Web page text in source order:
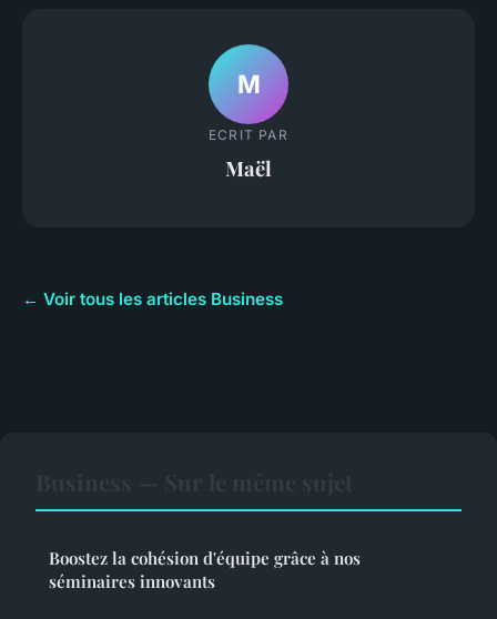
M
ECRIT PAR
Maël
← Voir tous les articles Business
Boostez la cohésion d'équipe grâce à nos
séminaires innovants